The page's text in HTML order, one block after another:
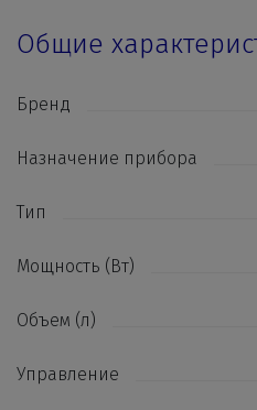
Общие
Бренд
Назначение прибора
Тип
Мощность (Вт)
Объем (л)
Управление